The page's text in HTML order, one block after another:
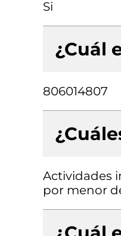
Si
¿Cuál
806014807
Actividades
por menor